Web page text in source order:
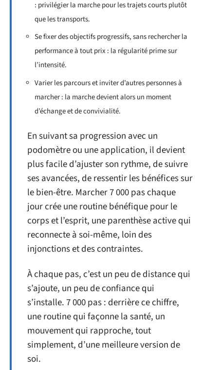
: privilégier la marche pour les trajets courts plutôt
que les transports.
Se fixer des objectifs progressifs, sans rechercher la
performance à tout prix : la régularité prime sur
l’intensité.
Varier les parcours et inviter d’autres personnes à
marcher : la marche devient alors un moment
d’échange et de convivialité.
En suivant sa progression avec un
podomètre ou une application, il devient
plus facile d’ajuster son rythme, de suivre
ses avancées, de ressentir les bénéfices sur
le bien-être. Marcher 7 000 pas chaque
jour crée une routine bénéfique pour le
corps et l’esprit, une parenthèse active qui
reconnecte à soi-même, loin des
injonctions et des contraintes.
À chaque pas, c’est un peu de distance qui
s’ajoute, un peu de confiance qui
s’installe. 7 000 pas : derrière ce chiffre,
une routine qui façonne la santé, un
mouvement qui rapproche, tout
simplement, d’une meilleure version de
soi.